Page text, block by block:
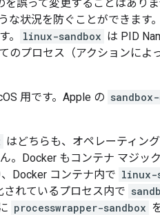
誤って変更することはあり
な状況を防ぐことができます
。
linux-sandbox は PID
のプロセス（アクションに
用です。Apple の
はどちらも、オペレーティン
。Docker もコンテナ マジッ
Docker コンテナ内で linux-
れているプロセス内で
processwrapper-sandbox